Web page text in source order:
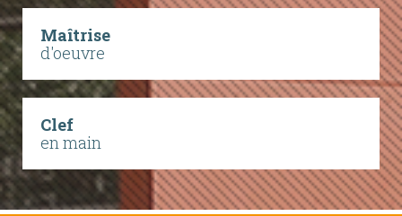
Maîtrise
d'oeuvre
Clef
en main